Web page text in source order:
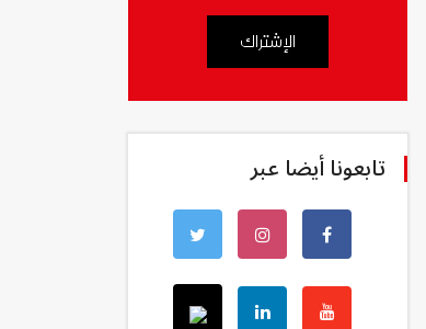
الإشتراك
تابعونا أيضا عبر